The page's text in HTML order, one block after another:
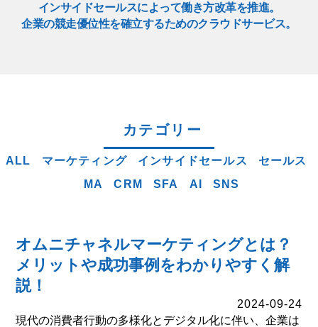
インサイドセールスによって働き方改革を推進。
企業の競走優位性を確立するためのクラウドサービス。
カテゴリー
ALL マーケティング インサイドセールス
セールス
MA
CRM SFA AI SNS
オムニチャネルマーケティングとは？
メリットや成功事例をわかりやすく解
説！
2024-09-24
現代の消費者行動の多様化とデジタル化に伴い、企業は